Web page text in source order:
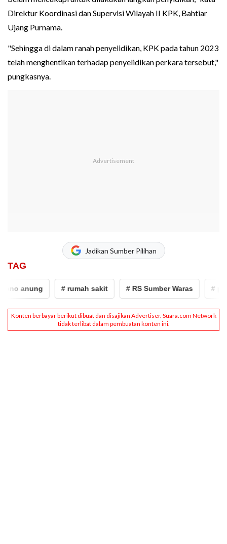
Direktur Koordinasi dan Supervisi Wilayah II KPK, Bahtiar
Ujang Purnama.
"Sehingga di dalam ranah penyelidikan, KPK pada tahun 2023
telah menghentikan terhadap penyelidikan perkara tersebut,"
pungkasnya.
Jadikan Sumber Pilihan
TAG
anung # rumah sakit # RS Sumber Waras #